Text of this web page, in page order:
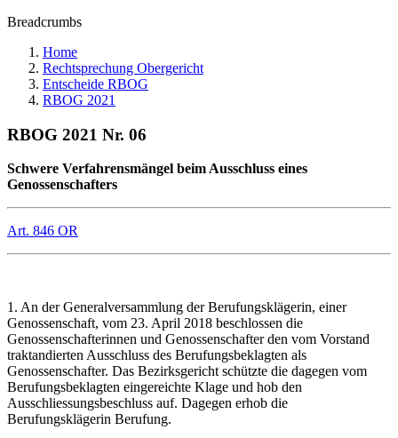
Breadcrumbs
Home
Rechtsprechung Obergericht
Entscheide RBOG
RBOG 2021
RBOG 2021 Nr. 06
Schwere Verfahrensmängel beim Ausschluss eines
Genossenschafters
Art. 846 OR
1. An der Generalversammlung der Berufungsklägerin, einer
Genossenschaft, vom 23. April 2018 beschlossen die
Genossenschafterinnen und Genossenschafter den vom Vorstand
traktandierten Ausschluss des Berufungsbeklagten als
Genossenschafter. Das Bezirksgericht schützte die dagegen vom
Berufungsbeklagten eingereichte Klage und hob den
Ausschliessungsbeschluss auf. Dagegen erhob die
Berufungsklägerin Berufung.